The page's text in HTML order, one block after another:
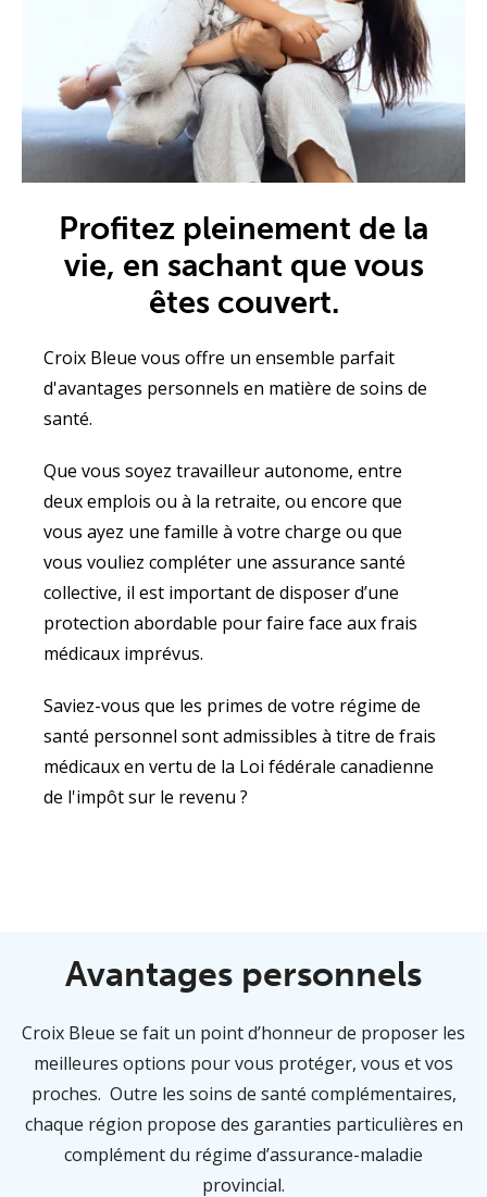
Profitez pleinement de la
vie, en sachant que vous
êtes couvert.
Croix Bleue vous offre un ensemble parfait
d'avantages personnels en matière de soins de
santé.
Que vous soyez travailleur autonome, entre
deux emplois ou à la retraite, ou encore que
vous ayez une famille à votre charge ou que
vous vouliez compléter une assurance santé
collective, il est important de disposer d’une
protection abordable pour faire face aux frais
médicaux imprévus.
Saviez-vous que les primes de votre régime de
santé personnel sont admissibles à titre de frais
médicaux en vertu de la Loi fédérale canadienne
de l'impôt sur le revenu ?
Avantages personnels
Croix Bleue se fait un point d’honneur de proposer les
meilleures options pour vous protéger, vous et vos
proches. Outre les soins de santé complémentaires,
chaque région propose des garanties particulières en
complément du régime d’assurance-maladie
provincial.